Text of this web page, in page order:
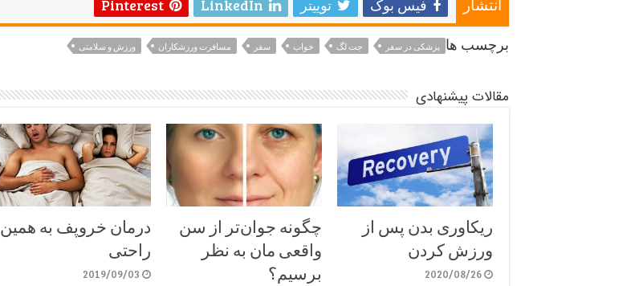
انتشار فیس بوک توییتر LinkedIn
Pinterest
برچسب ها پزشکی در سفر جت لگ خواب سفر مسافرت ورزشکاران ورزش و سلامتی
مقالات پیشنهادی
ریکاوری بدن پس از
ورزش کردن
2020/08/26
چگونه جوان‌تر از سن
واقعی مان به نظر
برسیم؟
درمان خروپف به همین
راحتی
2019/09/03